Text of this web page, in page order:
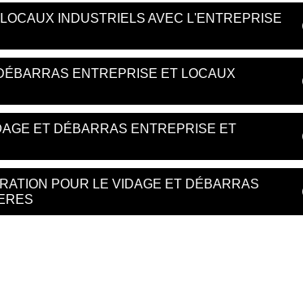
INDUSTRIELS AVEC L'ENTREPRISE
ENTREPRISE ET LOCAUX
ET DÉBARRAS ENTREPRISE ET
POUR LE VIDAGE ET DÉBARRAS